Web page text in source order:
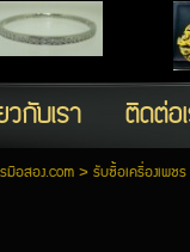
วกับเรา ติดต่อ
มือสอง.com> รับซื้อเครื่องเพชร